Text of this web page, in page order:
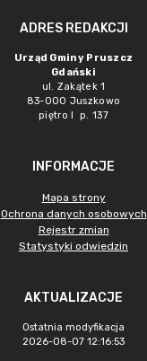
ADRES REDAKCJI
Urząd Gminy Pruszcz
Gdański
ul. Zakątek 1
83-000 Juszkowo
piętro I p. 137
INFORMACJE
Mapa strony
Ochrona danych osobowych
Rejestr zmian
Statystyki odwiedzin
AKTUALIZACJE
Ostatnia modyfikacja
2026-08-07 12:16:53